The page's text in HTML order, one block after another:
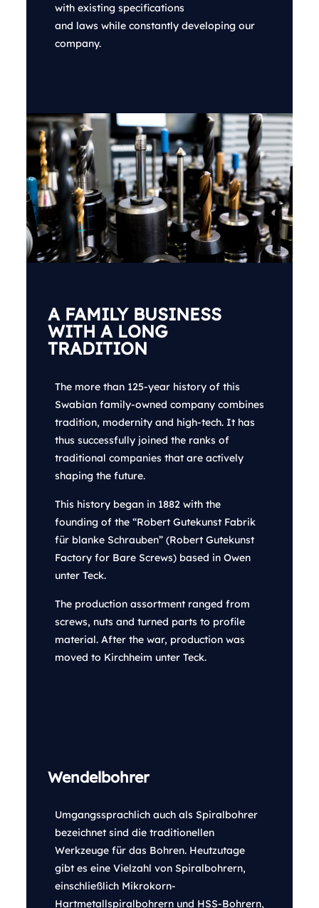
with existing specifications
and laws while constantly developing our
company.
A FAMILY BUSINESS
WITH A LONG
TRADITION
The more than 125-year history of this
Swabian family-owned company combines
tradition, modernity and high-tech. It has
thus successfully joined the ranks of
traditional companies that are actively
shaping the future.
This history began in 1882 with the
founding of the “Robert Gutekunst Fabrik
für blanke Schrauben” (Robert Gutekunst
Factory for Bare Screws) based in Owen
unter Teck.
The production assortment ranged from
screws, nuts and turned parts to profile
material. After the war, production was
moved to Kirchheim unter Teck.
Wendelbohrer
Umgangssprachlich auch als Spiralbohrer
bezeichnet sind die traditionellen
Werkzeuge für das Bohren. Heutzutage
gibt es eine Vielzahl von Spiralbohrern,
einschließlich Mikrokorn-
Hartmetallspiralbohrern und HSS-Bohrern,